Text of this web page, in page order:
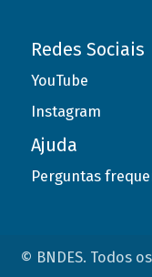
Redes Sociais
YouTube
Instagram
Ajuda
Perguntas
© BNDES. Todos